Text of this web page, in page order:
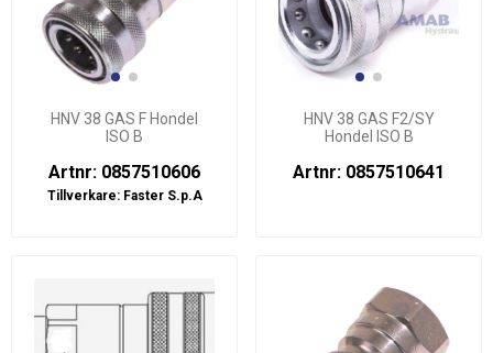
HNV 38 GAS F Hondel
ISO B
Artnr: 0857510606
Tillverkare: Faster S.p.A
HNV 38 GAS F2/SY
Hondel ISO B
Artnr: 0857510641